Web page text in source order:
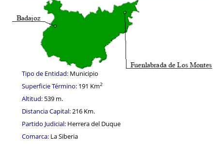
Monumentos
Gastronomía
Población
Archivo Municipal
Corporación
Correo-e gratis
Tipo de Entidad: Municipio
Superficie Término: 191 Km2
Altitud: 539 m.
Distancia Capital:216 Km.
Partido Judicial: Herrera del Duque
Comarca: La Siberia